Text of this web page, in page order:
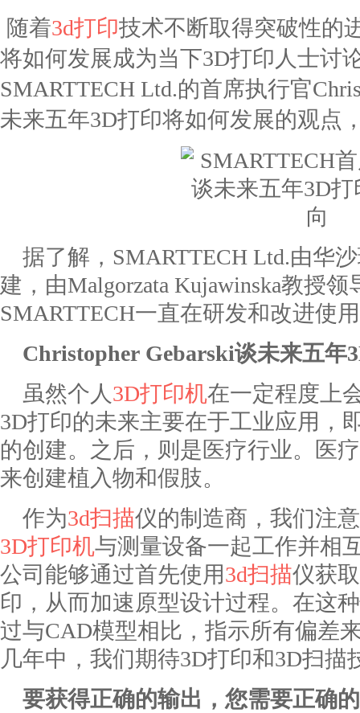
随着3d打印技术不断取得突破性的
将如何发展成为当下3D打印人士讨
SMARTTECH Ltd.的首席执行官
未来五年3D打印将如何发展的观点
据了解，SMARTTECH Ltd.由华
建，由Malgorzata Kujawinska教授
SMARTTECH一直在研发和改进使
Christopher Gebarski谈未来五年
虽然个人 3D打印机在一定程度上
3D打印的未来主要在于工业应用，
的创建。之后，则是医疗行业。医
来创建植入物和假肢。
作为3d扫描仪的制造商，我们注
3D打印机与测量设备一起工作并相
公司能够通过首先使用3d扫描仪获
印，从而加速原型设计过程。在这
过与CAD模型相比，指示所有偏差
几年中，我们期待3D打印和3D扫描
要获得正确的输出，您需要正确